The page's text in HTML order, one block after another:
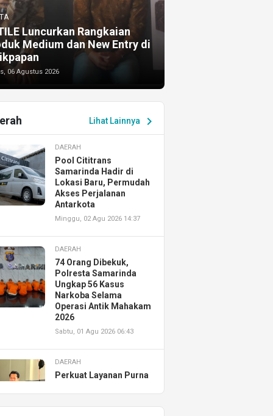
Luncurkan Rangkaian
Medium dan New Entry di
06 Agustus 2026
Lihat Lainnya chevron_right
DAERAH
Pool Cititrans
Samarinda Hadir di
Lokasi Baru, Permudah
Akses Perjalanan
Antarkota
Minggu, 02 Agu 2026 14:37
DAERAH
74 Orang Dibekuk,
Polresta Samarinda
Ungkap 56 Kasus
Narkoba Selama
Operasi Antik Mahakam
2026
Sabtu, 01 Agu 2026 06:43
DAERAH
Perkuat Layanan Purna
Resmikan AHASS